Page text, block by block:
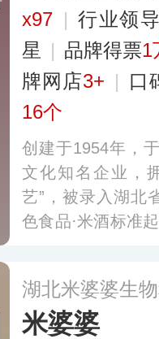
x97 | 行业领
星 | 品牌得票1
牌网店3+ | 口
16个
创建于1954年，
文化知名企业，
艺”，被录入湖北
色食品·米酒标准
糖、米酒、芝麻
多
湖北米婆婆生
米婆婆